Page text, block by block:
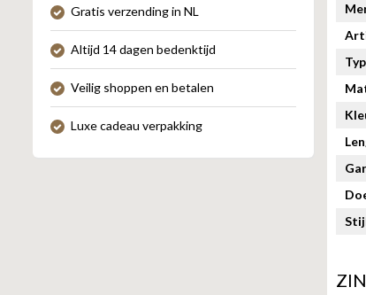
Gratis verzending in NL
Altijd 14 dagen bedenktijd
Veilig shoppen en betalen
Luxe cadeau verpakking